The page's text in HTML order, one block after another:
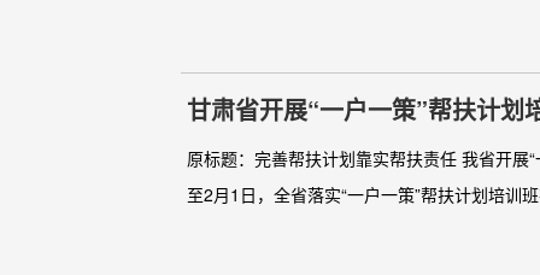
甘肃省开展“一户一策”帮扶计划
原标题：完善帮扶计划靠实帮扶责任 我省开
至2月1日，全省落实“一户一策”帮扶计划培训